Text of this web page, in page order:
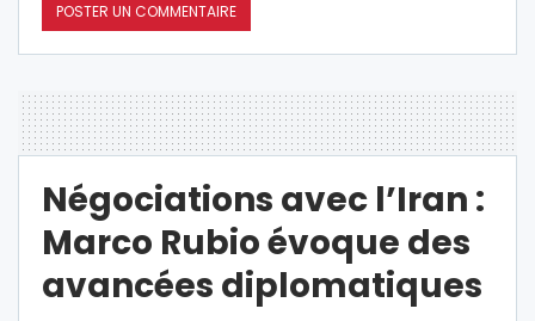
Négociations avec l’Iran :
Marco Rubio évoque des
avancées diplomatiques